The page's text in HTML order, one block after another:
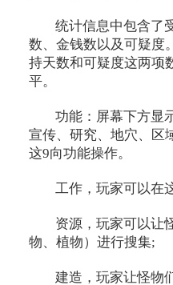
统计信息中包含了
数、金钱数以及可疑度
持天数和可疑度这两项
平。
功能：屏幕下方显
宣传、研究、地穴、区
这9向功能操作。
工作，玩家可以在
资源，玩家可以让
物、植物）进行搜集;
建造，玩家让怪物